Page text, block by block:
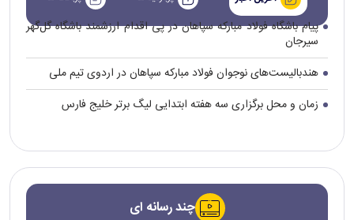
پیام باشگاه فولاد مبارکه سپاهان در پی اقدام ارزشمند باشگاه گل‌گهر
سیرجان
هندبالیست‌های نوجوان فولاد مبارکه سپاهان در اردوی تیم ملی
زمان و محل برگزاری سه هفته ابتدایی لیگ برتر خلیج فارس
چند رسانه ای